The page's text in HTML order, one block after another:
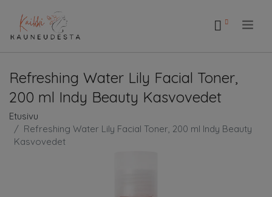
Refreshing Water Lily Facial Toner,
200 ml Indy Beauty Kasvovedet
Etusivu
Refreshing Water Lily Facial Toner, 200 ml Indy Beauty
Kasvovedet